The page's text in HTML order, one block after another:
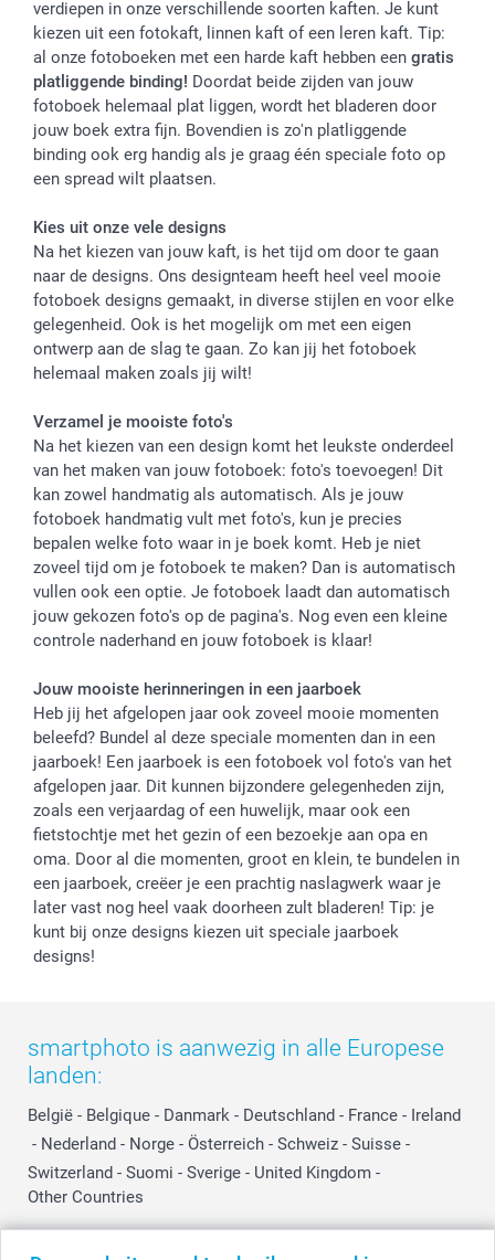
verdiepen in onze verschillende soorten kaften. Je kunt
kiezen uit een fotokaft, linnen kaft of een leren kaft. Tip:
al onze fotoboeken met een harde kaft hebben een gratis
platliggende binding! Doordat beide zijden van jouw
fotoboek helemaal plat liggen, wordt het bladeren door
jouw boek extra fijn. Bovendien is zo'n platliggende
binding ook erg handig als je graag één speciale foto op
een spread wilt plaatsen.
Kies uit onze vele designs
Na het kiezen van jouw kaft, is het tijd om door te gaan
naar de designs. Ons designteam heeft heel veel mooie
fotoboek designs gemaakt, in diverse stijlen en voor elke
gelegenheid. Ook is het mogelijk om met een eigen
ontwerp aan de slag te gaan. Zo kan jij het fotoboek
helemaal maken zoals jij wilt!
Verzamel je mooiste foto's
Na het kiezen van een design komt het leukste onderdeel
van het maken van jouw fotoboek: foto's toevoegen! Dit
kan zowel handmatig als automatisch. Als je jouw
fotoboek handmatig vult met foto's, kun je precies
bepalen welke foto waar in je boek komt. Heb je niet
zoveel tijd om je fotoboek te maken? Dan is automatisch
vullen ook een optie. Je fotoboek laadt dan automatisch
jouw gekozen foto's op de pagina's. Nog even een kleine
controle naderhand en jouw fotoboek is klaar!
Jouw mooiste herinneringen in een jaarboek
Heb jij het afgelopen jaar ook zoveel mooie momenten
beleefd? Bundel al deze speciale momenten dan in een
jaarboek! Een jaarboek is een fotoboek vol foto's van het
afgelopen jaar. Dit kunnen bijzondere gelegenheden zijn,
zoals een verjaardag of een huwelijk, maar ook een
fietstochtje met het gezin of een bezoekje aan opa en
oma. Door al die momenten, groot en klein, te bundelen in
een jaarboek, creëer je een prachtig naslagwerk waar je
later vast nog heel vaak doorheen zult bladeren! Tip: je
kunt bij onze designs kiezen uit speciale jaarboek
designs!
smartphoto is aanwezig in alle Europese
landen:
België - Belgique - Danmark - Deutschland - France - Ireland
- Nederland - Norge - Österreich - Schweiz - Suisse -
Switzerland - Suomi - Sverige - United Kingdom -
Other Countries